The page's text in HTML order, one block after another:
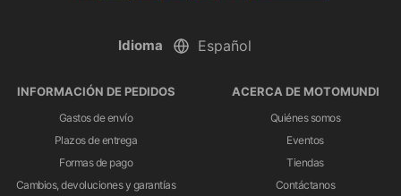
Idioma
INFORMACIÓN DE PEDIDOS
Gastos de envío
Plazos de entrega
Formas de pago
Cambios, devoluciones y garantías
ACERCA DE MOTOMUNDI
Quiénes somos
Eventos
Tiendas
Contáctanos